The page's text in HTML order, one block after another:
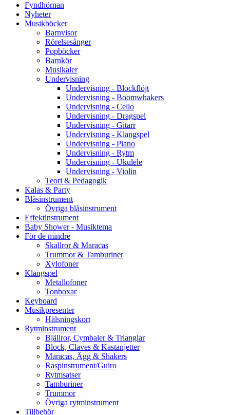
Fyndhörnan
Nyheter
Musikböcker
Barnvisor
Rörelsesånger
Popböcker
Barnkör
Musikaler
Undervisning
Undervisning - Blockflöjt
Undervisning - Boomwhakers
Undervisning - Cello
Undervisning - Dragspel
Undervisning - Gitarr
Undervisning - Klangspel
Undervisning - Piano
Undervisning - Rytm
Undervisning - Ukulele
Undervisning - Violin
Teori & Pedagogik
Kalas & Party
Blåsinstrument
Övriga blåsinstrument
Effektinstrument
Baby Shower - Musiktema
För de mindre
Skallror & Maracas
Trummor & Tamburiner
Xylofoner
Klangspel
Metallofoner
Tonboxar
Keyboard
Musikpresenter
Hälsningskort
Rytminstrument
Bjällror, Cymbaler & Trianglar
Block, Claves & Kastanjetter
Maracas, Ägg & Shakers
Raspinstrument/Guiro
Rytmsatser
Tamburiner
Trummor
Övriga rytminstrument
Tillbehör